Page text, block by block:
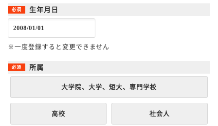
生年月日
※一度登録すると変更できません
所属
大学院、大学、短大、専門学校
高校 社会人